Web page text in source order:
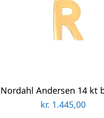
kr. 1.445,00